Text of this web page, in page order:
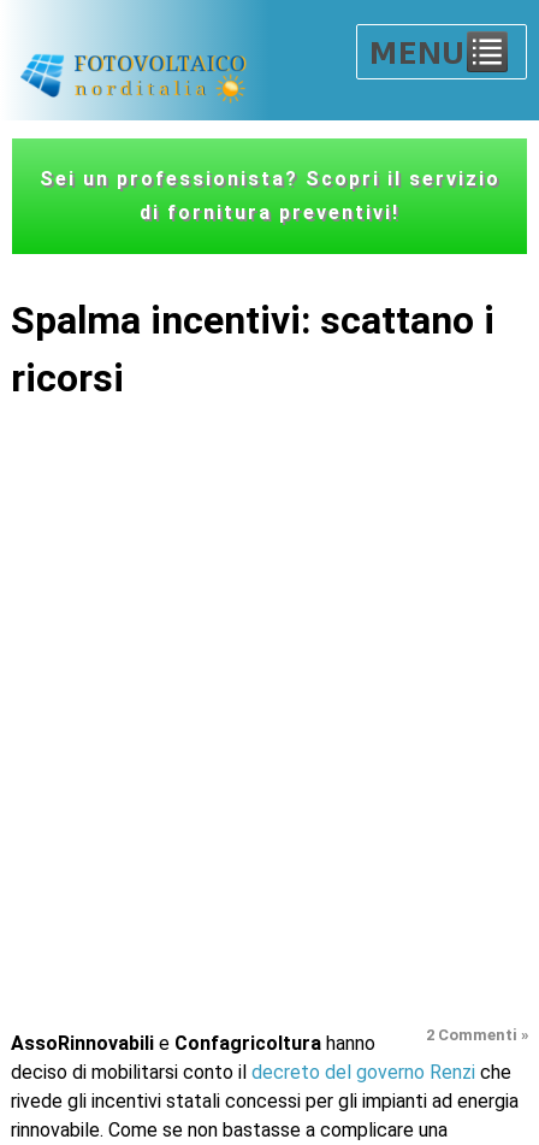
Sei un professionista? Scopri il servizio
di fornitura preventivi!
Spalma incentivi: scattano i
ricorsi
2 Commenti »
AssoRinnovabilie Confagricolturahanno
deciso di mobilitarsi conto il decreto del governo Renziche
rivede gli incentivi statali concessi per gli impianti ad energia
rinnovabile. Come se non bastasse a complicare una